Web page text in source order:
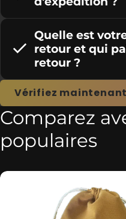
Quelle est
retour et qui
retour ?
Vérifiez maintenant
Comparez
populaires